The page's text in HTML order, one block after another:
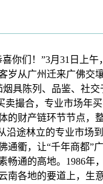
们！”3月31日上午
从广州迁来广佛交
具陈列、品鉴、社
撮合，专业市场年
财产链环节节点，
途林立的专业市场
衢，让“千年商都”
通的高地。1986年
各地的要道上，生